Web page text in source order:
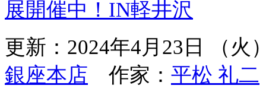
展開催中！IN軽井沢
更新：2024年4月23日 （
銀座本店 作家： 平松 礼二